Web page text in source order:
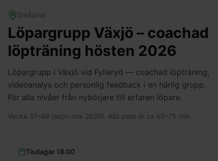
Småland
Löpargrupp Växjö – coachad
löpträning hösten 2026
Löpargrupp i Växjö vid Fylleryd — coachad löpträning,
videoanalys och personlig feedback i en härlig grupp.
För alla nivåer från nybörjare till erfaren löpare.
Vecka 37–48 (sept–nov 2026). Alla pass är ca 60–75 min.
Tisdagar 18:00